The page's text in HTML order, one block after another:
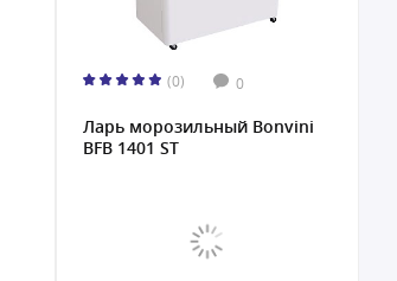
(0) 0
Ларь морозильный Bonvini
BFB 1401 ST